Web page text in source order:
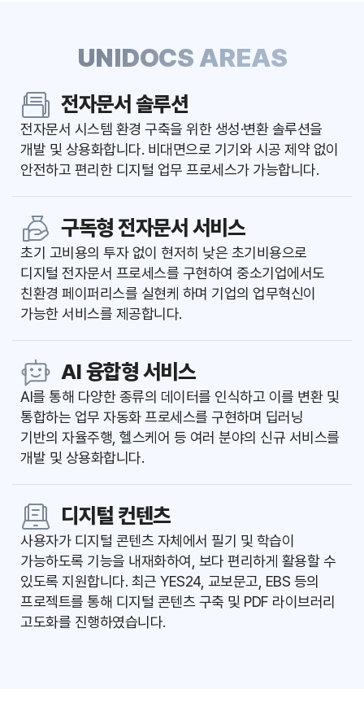
UNIDOCS AREAS
전자문서 솔루션
전자문서 시스템 환경 구축을 위한 생성·변환 솔루션을
개발 및 상용화합니다. 비대면으로 기기와 시공 제약 없이
안전하고 편리한 디지털 업무 프로세스가 가능합니다.
구독형 전자문서 서비스
초기 고비용의 투자 없이 현저히 낮은 초기비용으로
디지털 전자문서 프로세스를 구현하여 중소기업에서도
친환경 페이퍼리스를 실현케 하며 기업의 업무혁신이
가능한 서비스를 제공합니다.
AI 융합형 서비스
AI를 통해 다양한 종류의 데이터를 인식하고 이를 변환 및
통합하는 업무 자동화 프로세스를 구현하며 딥러닝
기반의 자율주행, 헬스케어 등 여러 분야의 신규 서비스를
개발 및 상용화합니다.
디지털 컨텐츠
사용자가 디지털 콘텐츠 자체에서 필기 및 학습이
가능하도록 기능을 내재화하여, 보다 편리하게 활용할 수
있도록 지원합니다. 최근 YES24, 교보문고, EBS 등의
프로젝트를 통해 디지털 콘텐츠 구축 및 PDF 라이브러리
고도화를 진행하였습니다.